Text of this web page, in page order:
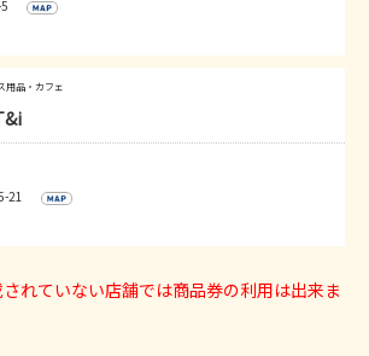
5
品・カフェ
21
されていない店舗では商品券の利用は出来ま